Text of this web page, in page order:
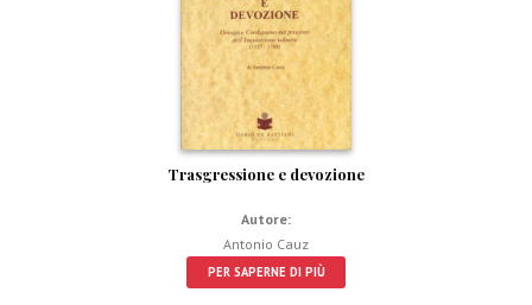
Trasgressione e devozione
Autore:
Antonio Cauz
PER SAPERNE DI PIÙ